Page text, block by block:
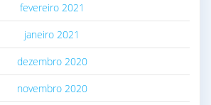
fevereiro 2021
janeiro 2021
dezembro 2020
novembro 2020